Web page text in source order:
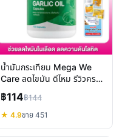
น้ำมันกระเทียม Mega We
Care ลดไขมัน ดีไหม รีวิวครบ
จบก่อนซื้อ
฿114฿144
★ 4.9ขาย 451